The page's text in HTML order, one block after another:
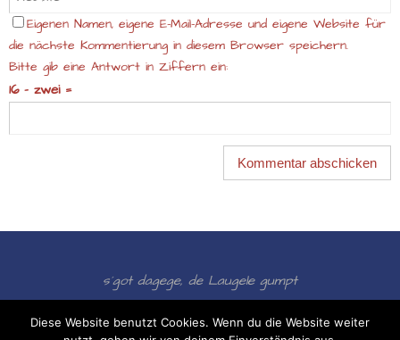
Eigenen Namen, eigene E-Mail-Adresse und eigene Website für
die nächste Kommentierung in diesem Browser speichern.
Bitte gib eine Antwort in Ziffern ein:
16 − zwei =
s´got dagege, de Laugele gumpt
Präsentiert vonNirvana& WordPress.
Diese Website benutzt Cookies. Wenn du die Website weiter